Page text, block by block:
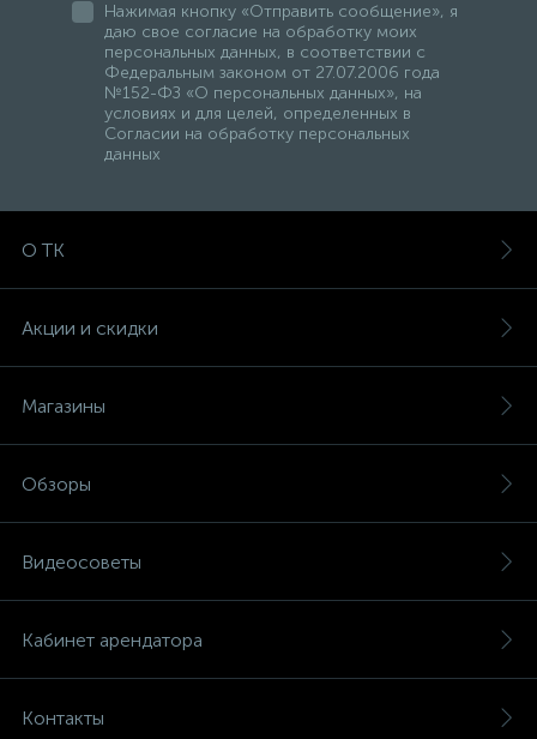
Нажимая кнопку «Отправить сообщение», я
даю свое согласие на обработку моих
персональных данных, в соответствии с
Федеральным законом от 27.07.2006 года
№152-ФЗ «О персональных данных», на
условиях и для целей, определенных в
Согласии на обработку персональных
данных
О ТК
Акции и скидки
Магазины
Обзоры
Видеосоветы
Кабинет арендатора
Контакты